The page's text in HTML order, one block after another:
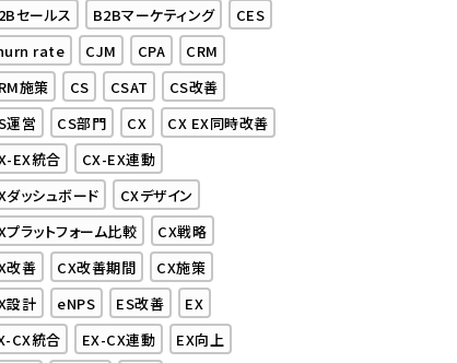
セールス
B2Bマーケティング
CES
rate
CJM CPA
CRM
施策
CS CSAT
CS改善
運営
CS部門 CX
CX EX同時改善
EX統合
CX-EX連動
ダッシュボード
CXデザイン
プラットフォーム比較
CX戦略
改善
CX改善期間
CX施策
設計
eNPS ES改善
EX
CX統合
EX-CX連動
EX向上